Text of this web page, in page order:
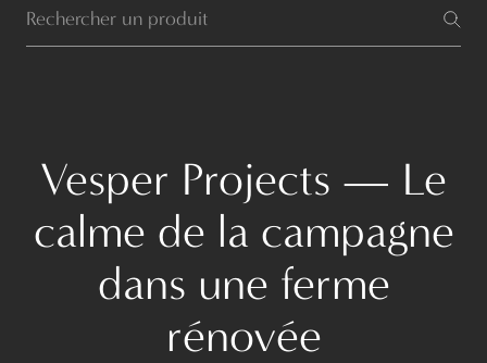
Vesper Projects — Le
calme de la campagne
dans une ferme
rénovée